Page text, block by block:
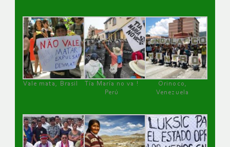
Vale mata, Brasil
Tía María no va !
Perú
Orinoco,
Venezuela